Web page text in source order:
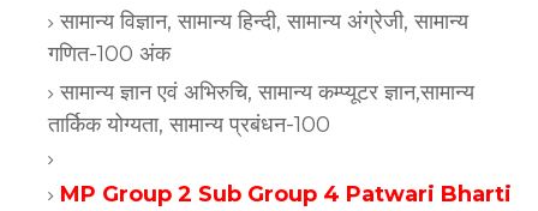
सामान्य विज्ञान, सामान्य हिन्दी, सामान्य अंग्रेजी, सामान्य
गणित-100 अंक
सामान्य ज्ञान एवं अभिरुचि, सामान्य कम्प्यूटर ज्ञान,सामान्य
तार्किक योग्यता, सामान्य प्रबंधन-100
MP Group 2 Sub Group 4 Patwari Bharti